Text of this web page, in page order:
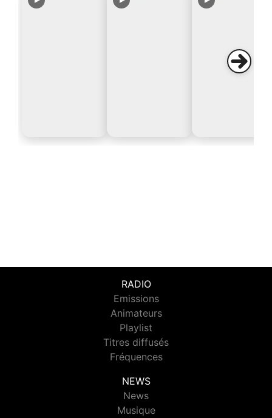
RADIO
Emissions
Animateurs
Playlist
Titres diffusés
Fréquences
NEWS
News
Musique